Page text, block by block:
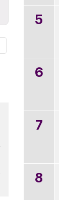
5
6
7
8